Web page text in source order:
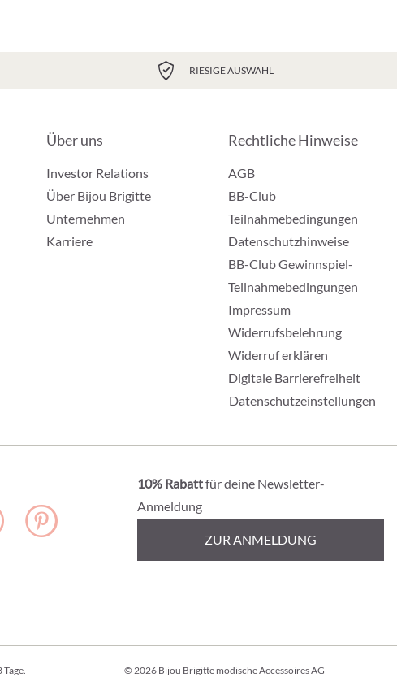
RIESIGE AUSWAHL
Über uns
Investor Relations
Über Bijou Brigitte
Unternehmen
Karriere
Rechtliche Hinweise
AGB
BB-Club
Teilnahmebedingungen
Datenschutzhinweise
BB-Club Gewinnspiel-
Teilnahmebedingungen
Impressum
Widerrufsbelehrung
Widerruf erklären
Digitale Barrierefreiheit
Datenschutzeinstellungen
10% Rabattfür deine Newsletter-
Anmeldung
ZUR ANMELDUNG
Tage. © 2026 Bijou Brigitte modische Accessoires AG